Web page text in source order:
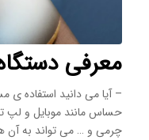
معرفی دستگاه
– آیا می دانید استفاده ی
حساس مانند موبایل و لپ
چرمی و … می تواند به آن